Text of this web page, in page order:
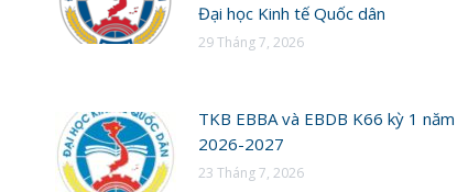
Đại học Kinh tế Quốc dân
29 Tháng 7, 2026
TKB EBBA và EBDB K66 kỳ 1 năm
2026-2027
23 Tháng 7, 2026